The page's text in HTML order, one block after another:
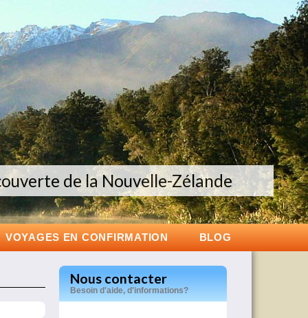
de 12 personnes maximum
dans l’ouest américain
de la Nouvelle-Zélande
VOYAGES EN CONFIRMATION BLOG
Nous contacter
Besoin d'aide, d'informations?